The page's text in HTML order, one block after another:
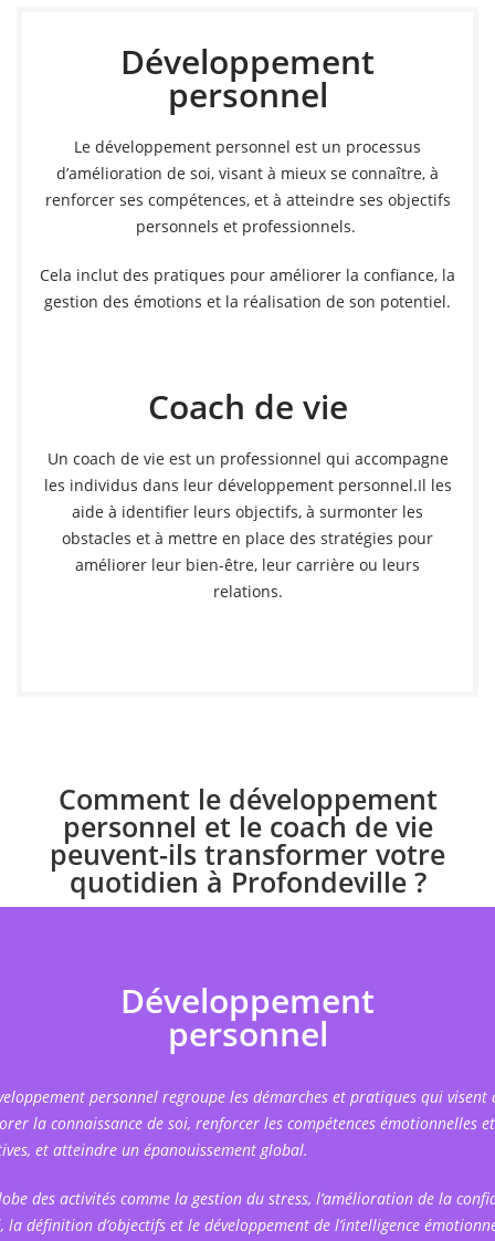
Prendre rendez-vous
Développement
personnel
Le développement personnel est un processus
d’amélioration de soi, visant à mieux se connaître, à
renforcer ses compétences, et à atteindre ses objectifs
personnels et professionnels.
Cela inclut des pratiques pour améliorer la confiance, la
gestion des émotions et la réalisation de son potentiel.
Coach de vie
Un coach de vie est un professionnel qui accompagne
les individus dans leur développement personnel.Il les
aide à identifier leurs objectifs, à surmonter les
obstacles et à mettre en place des stratégies pour
améliorer leur bien-être, leur carrière ou leurs
relations.
Comment le développement
personnel et le coach de vie
peuvent-ils transformer votre
quotidien à Profondeville ?
Développement
personnel
personnel regroupe les démarches et pratiques qui visent
la connaissance de soi, renforcer les compétences émotionnelles et
et atteindre un épanouissement global.
des activités comme la gestion du stress, l’amélioration de la
la définition d’objectifs et le développement de l’intelligence